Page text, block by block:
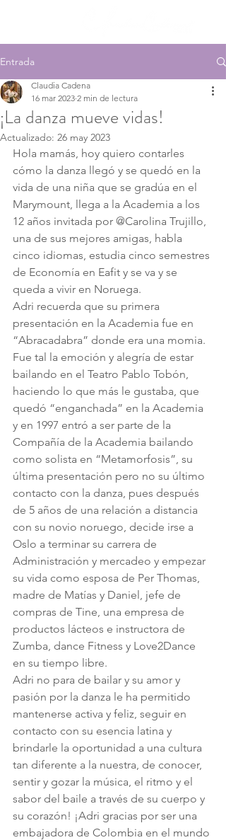
Entrada
¡La danza mueve vidas!
Claudia Cadena
16 mar 2023 2 min de lectura
Actualizado: 26 may 2023
Hola mamás, hoy quiero contarles
cómo la danza llegó y se quedó en la
vida de una niña que se gradúa en el
Marymount, llega a la Academia a los
12 años invitada por @Carolina Trujillo,
una de sus mejores amigas, habla
cinco idiomas, estudia cinco semestres
de Economía en Eafit y se va y se
queda a vivir en Noruega.
Adri recuerda que su primera
presentación en la Academia fue en
“Abracadabra” donde era una momia.
Fue tal la emoción y alegría de estar
bailando en el Teatro Pablo Tobón,
haciendo lo que más le gustaba, que
quedó “enganchada” en la Academia
y en 1997 entró a ser parte de la
Compañía de la Academia bailando
como solista en “Metamorfosis”, su
última presentación pero no su último
contacto con la danza, pues después
de 5 años de una relación a distancia
con su novio noruego, decide irse a
Oslo a terminar su carrera de
Administración y mercadeo y empezar
su vida como esposa de Per Thomas,
madre de Matías y Daniel, jefe de
compras de Tine, una empresa de
productos lácteos e instructora de
Zumba, dance Fitness y Love2Dance
en su tiempo libre.
Adri no para de bailar y su amor y
pasión por la danza le ha permitido
mantenerse activa y feliz, seguir en
contacto con su esencia latina y
brindarle la oportunidad a una cultura
tan diferente a la nuestra, de conocer,
sentir y gozar la música, el ritmo y el
sabor del baile a través de su cuerpo y
su corazón! ¡Adri gracias por ser una
embajadora de Colombia en el mundo